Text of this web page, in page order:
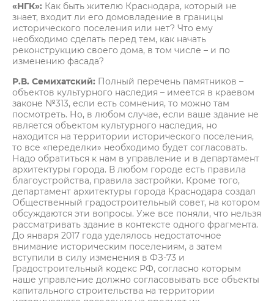
«НГК»: Как быть жителю Краснодара, который не
знает, входит ли его домовладение в границы
исторического поселения или нет? Что ему
необходимо сделать перед тем, как начать
реконструкцию своего дома, в том числе – и по
изменению фасада?
Р.В. Семихатский: Полный перечень памятников –
объектов культурного наследия – имеется в краевом
законе №313, если есть сомнения, то можно там
посмотреть. Но, в любом случае, если ваше здание не
является объектом культурного наследия, но
находится на территории исторического поселения,
то все «переделки» необходимо будет согласовать.
Надо обратиться к нам в управление и в департамент
архитектуры города. В любом городе есть правила
благоустройства, правила застройки. Кроме того,
департамент архитектуры города Краснодара создал
Общественный градостроительный совет, на котором
обсуждаются эти вопросы. Уже все поняли, что нельзя
рассматривать здание в контексте одного фрагмента.
До января 2017 года уделялось недостаточное
внимание историческим поселениям, а затем
вступили в силу изменения в ФЗ-73 и
Градостроительный кодекс РФ, согласно которым
наше управление должно согласовывать все объекты
капитального строительства на территории